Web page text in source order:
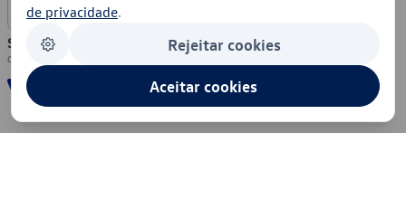
Segurança
de privacidade.
Rejeitar cookies
Aceitar cookies